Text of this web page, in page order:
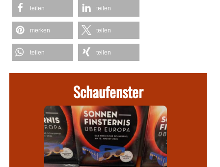
teilen teilen
merken teilen
teilen teilen
Schaufenster